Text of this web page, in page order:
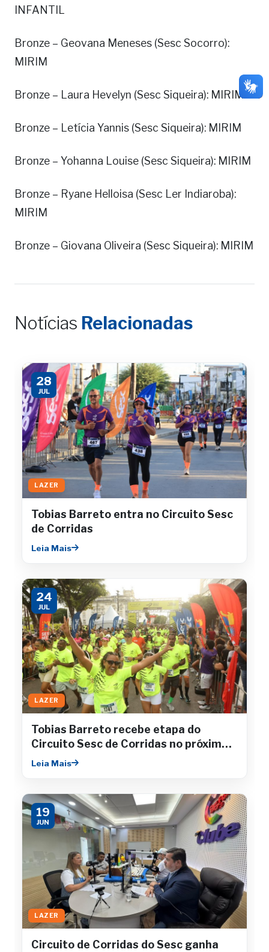
INFANTIL
Bronze – Geovana Meneses (Sesc Socorro):
MIRIM
Bronze – Laura Hevelyn (Sesc Siqueira): MIRIM
Bronze – Letícia Yannis (Sesc Siqueira): MIRIM
Bronze – Yohanna Louise (Sesc Siqueira): MIRIM
Bronze – Ryane Helloisa (Sesc Ler Indiaroba):
MIRIM
Bronze – Giovana Oliveira (Sesc Siqueira): MIRIM
Notícias Relacionadas
28
JUL
LAZER
Tobias Barreto entra no Circuito Sesc
de Corridas
Leia Mais
24
JUL
LAZER
Tobias Barreto recebe etapa do
Circuito Sesc de Corridas no próximo
sábado
Leia Mais
19
JUN
LAZER
Circuito de Corridas do Sesc ganha